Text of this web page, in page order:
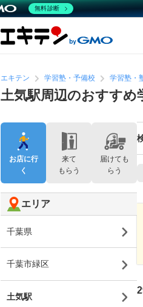
エキテン 学習塾・予備校 学習塾・
土気駅周辺のおすすめ
お店に行
く
来て
もらう
届けても
らう
エリア
千葉県
千葉市緑区
土気駅
無料診断